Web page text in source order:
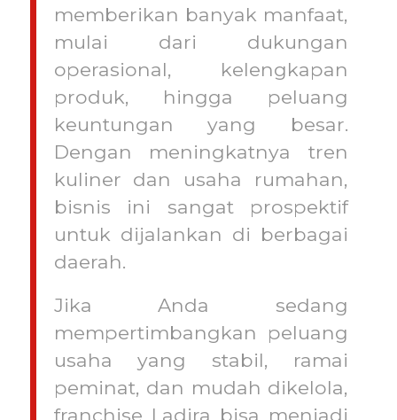
memberikan banyak manfaat,
mulai dari dukungan
operasional, kelengkapan
produk, hingga peluang
keuntungan yang besar.
Dengan meningkatnya tren
kuliner dan usaha rumahan,
bisnis ini sangat prospektif
untuk dijalankan di berbagai
daerah.
Jika Anda sedang
mempertimbangkan peluang
usaha yang stabil, ramai
peminat, dan mudah dikelola,
franchise Ladira bisa menjadi